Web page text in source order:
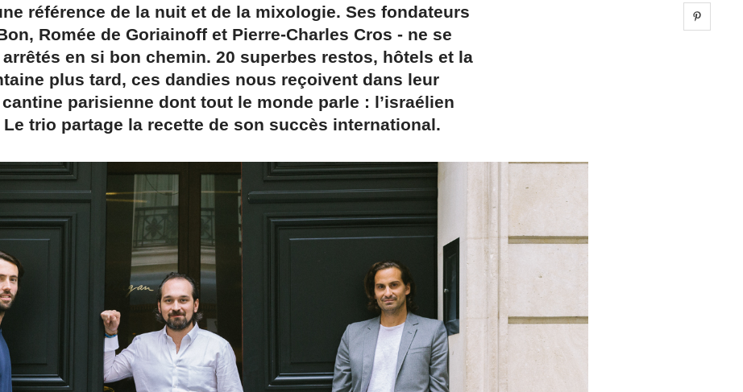
référence de la nuit et de la mixologie. Ses fondateurs
Romée de Goriainoff et Pierre-Charles Cros - ne se
en si bon chemin. 20 superbes restos, hôtels et la
plus tard, ces dandies nous reçoivent dans leur
parisienne dont tout le monde parle : l’israélien
Le trio partage la recette de son succès international.